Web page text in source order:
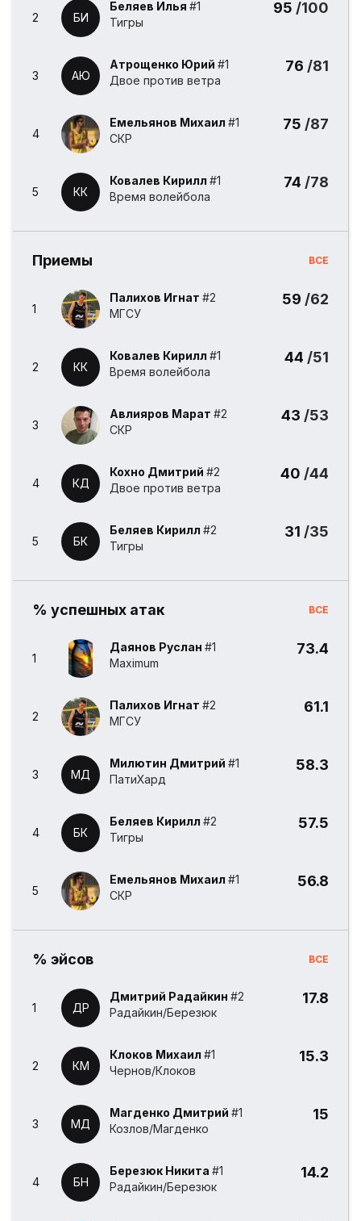
2 БИ
Беляев Илья #1
Тигры
95 /100
3 АЮ
Атрощенко Юрий #1
Двое против ветра
76 /81
4
Емельянов Михаил #1
СКР
75 /87
5 КК
Ковалев Кирилл #1
Время волейбола
74 /78
Приемы ВСЕ
1
Палихов Игнат #2
МГСУ
59 /62
2 КК
Ковалев Кирилл #1
Время волейбола
44 /51
3
Авлияров Марат #2
СКР
43 /53
4 КД
Кохно Дмитрий #2
Двое против ветра
40 /44
5 БК
Беляев Кирилл #2
Тигры
31 /35
% успешных атак ВСЕ
1
Даянов Руслан #1
Maximum
73.4
2
Палихов Игнат #2
МГСУ
61.1
3 МД
Милютин Дмитрий #1
ПатиХард
58.3
4 БК
Беляев Кирилл #2
Тигры
57.5
5
Емельянов Михаил #1
СКР
56.8
% эйсов ВСЕ
1 ДР
Дмитрий Радайкин #2
Радайкин/Березюк
17.8
2 КМ
Клоков Михаил #1
Чернов/Клоков
15.3
3 МД
Магденко Дмитрий #1
Козлов/Магденко
15
4 БН
Березюк Никита #1
Радайкин/Березюк
14.2